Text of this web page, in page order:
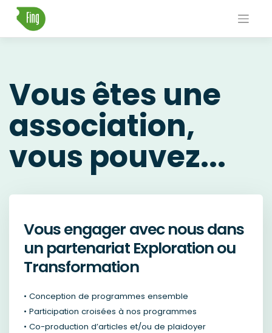
content
Vous êtes une
association,
vous pouvez...
Vous engager avec nous dans
un partenariat Exploration ou
Transformation
• Conception de programmes ensemble
• Participation croisées à nos programmes
• Co-production d’articles et/ou de plaidoyer